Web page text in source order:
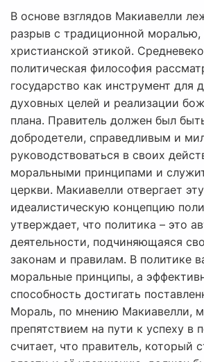
В основе взглядов Макиавелли
разрыв с традиционной моралью,
христианской этикой.
политическая философия
государство как инструмент для
духовных целей и реализации
плана. Правитель должен был
добродетели, справедливым и
руководствоваться в своих
моральными принципами и
церкви. Макиавелли отвергает эту
идеалистическую концепцию
утверждает, что политика – это
деятельности, подчиняющаяся
законам и правилам. В политике
моральные принципы, а
способность достигать
Мораль, по мнению Макиавелли,
препятствием на пути к успеху в
считает, что правитель, который